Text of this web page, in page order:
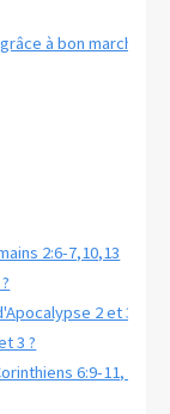
à bon marché » ?
2:6-7,10,13
2 et 3
3 ?
6:9-11,